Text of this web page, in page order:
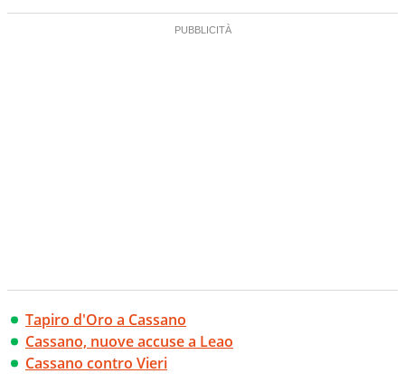
creano contenuti 100% originali ed esclusivi.
Tapiro d'Oro a Cassano
Cassano, nuove accuse a Leao
Cassano contro Vieri